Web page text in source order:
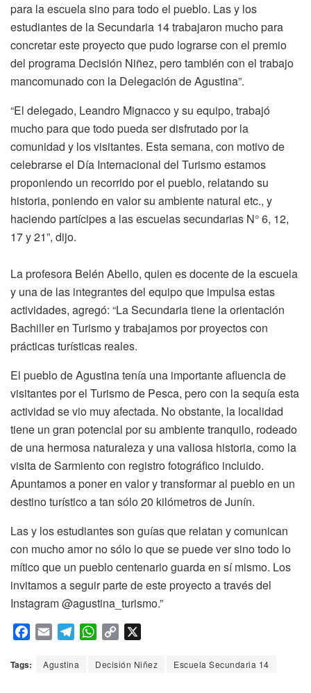
para la escuela sino para todo el pueblo. Las y los
estudiantes de la Secundaria 14 trabajaron mucho para
concretar este proyecto que pudo lograrse con el premio
del programa Decisión Niñez, pero también con el trabajo
mancomunado con la Delegación de Agustina”.
“El delegado, Leandro Mignacco y su equipo, trabajó
mucho para que todo pueda ser disfrutado por la
comunidad y los visitantes. Esta semana, con motivo de
celebrarse el Día Internacional del Turismo estamos
proponiendo un recorrido por el pueblo, relatando su
historia, poniendo en valor su ambiente natural etc., y
haciendo partícipes a las escuelas secundarias N° 6, 12,
17 y 21”, dijo.
La profesora Belén Abello, quien es docente de la escuela
y una de las integrantes del equipo que impulsa estas
actividades, agregó: “La Secundaria tiene la orientación
Bachiller en Turismo y trabajamos por proyectos con
prácticas turísticas reales.
El pueblo de Agustina tenía una importante afluencia de
visitantes por el Turismo de Pesca, pero con la sequía esta
actividad se vio muy afectada. No obstante, la localidad
tiene un gran potencial por su ambiente tranquilo, rodeado
de una hermosa naturaleza y una valiosa historia, como la
visita de Sarmiento con registro fotográfico incluido.
Apuntamos a poner en valor y transformar al pueblo en un
destino turístico a tan sólo 20 kilómetros de Junín.
Las y los estudiantes son guías que relatan y comunican
con mucho amor no sólo lo que se puede ver sino todo lo
mítico que un pueblo centenario guarda en sí mismo. Los
invitamos a seguir parte de este proyecto a través del
Instagram @agustina_turismo.”
c
a
l
W
a
p
Tags: Agustina Decisión Niñez Escuela Secundaria 14